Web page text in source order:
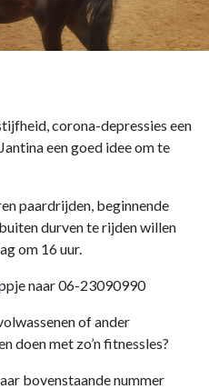
corona-depressies een
een goed idee om te
paardrijden, beginnende
durven te rijden willen
om 16 uur.
naar 06-23090990
of ander
doen met zo’n fitnessles?
bovenstaande nummer